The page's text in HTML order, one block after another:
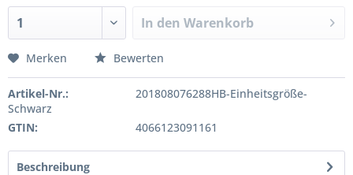
In den Warenkorb
Merken Bewerten
Artikel-Nr.:
201808076288HB-Einheitsgröße-
Schwarz
GTIN:
4066123091161
Beschreibung